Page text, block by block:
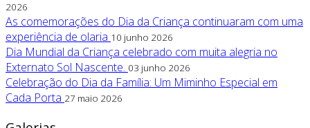
2026
As comemorações do Dia da Criança continuaram com uma
experiência de olaria 10 junho 2026
Dia Mundial da Criança celebrado com muita alegria no
Externato Sol Nascente. 03 junho 2026
Celebração do Dia da Família: Um Miminho Especial em
Cada Porta 27 maio 2026